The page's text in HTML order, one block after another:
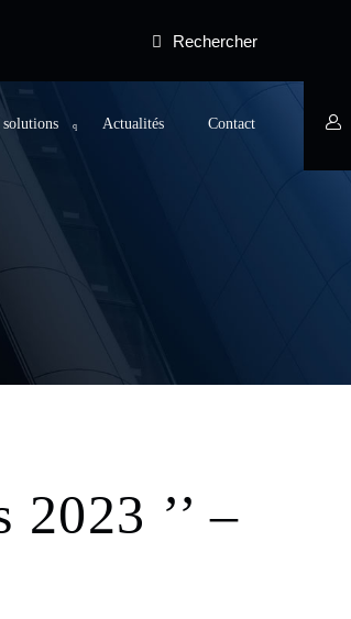
Rechercher
solutions Actualités Contact
’’ –